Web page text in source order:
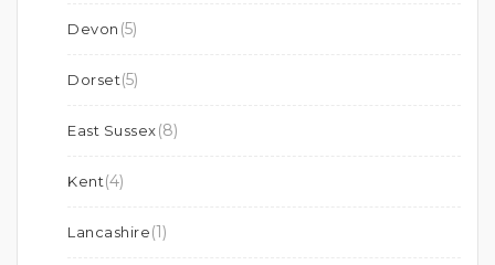
Devon (5)
Dorset(5)
East Sussex(8)
Kent(4)
Lancashire(1)